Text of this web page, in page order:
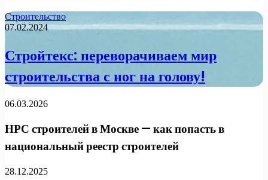
Строительство
07.02.2024
Стройтекс: переворачиваем мир
строительства с ног на голову!
06.03.2026
НРС строителей в Москве — как попасть в
национальный реестр строителей
28.12.2025